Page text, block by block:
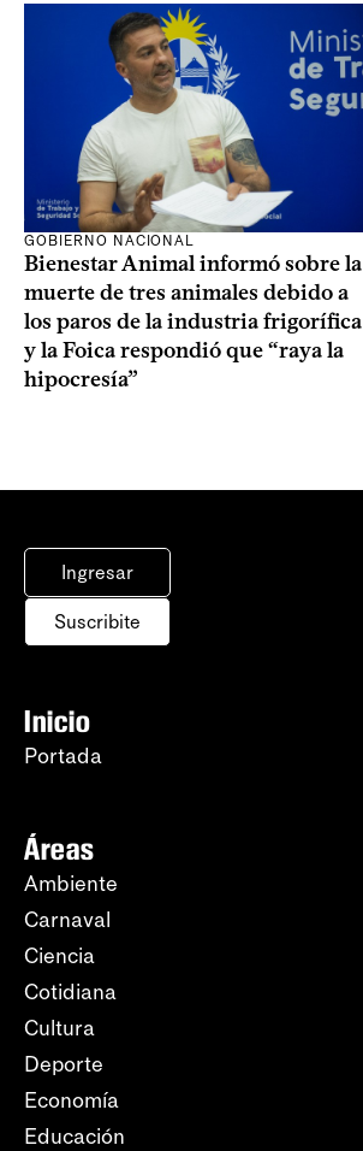
GOBIERNO NACIONAL
Bienestar Animal informó sobre la
muerte de tres animales debido a
los paros de la industria frigorífica
y la Foica respondió que “raya la
hipocresía”
Ingresar
Suscribite
Inicio
Portada
Áreas
Ambiente
Carnaval
Ciencia
Cotidiana
Cultura
Deporte
Economía
Educación